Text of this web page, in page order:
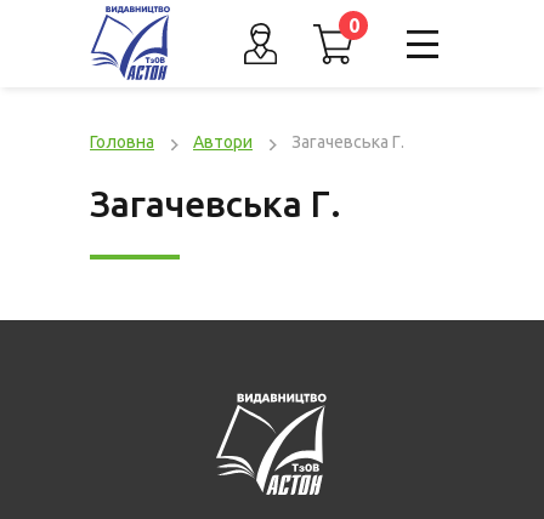
0
Головна Автори Загачевська Г.
Загачевська Г.